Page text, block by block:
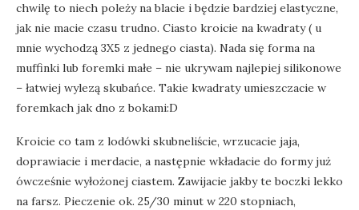
chwilę to niech poleży na blacie i będzie bardziej elastyczne,
jak nie macie czasu trudno. Ciasto kroicie na kwadraty ( u
mnie wychodzą 3X5 z jednego ciasta). Nada się forma na
muffinki lub foremki małe – nie ukrywam najlepiej silikonowe
– łatwiej wylezą skubańce. Takie kwadraty umieszczacie w
foremkach jak dno z bokami:D
Kroicie co tam z lodówki skubneliście, wrzucacie jaja,
doprawiacie i merdacie, a następnie wkładacie do formy już
ówcześnie wyłożonej ciastem. Zawijacie jakby te boczki lekko
na farsz. Pieczenie ok. 25/30 minut w 220 stopniach,